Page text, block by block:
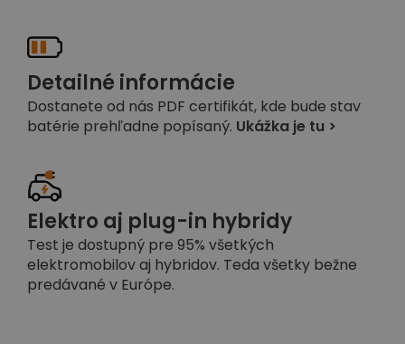
Detailné informácie
Dostanete od nás PDF certifikát, kde bude stav
batérie prehľadne popísaný. Ukážka je tu >
Elektro aj plug-in hybridy
Test je dostupný pre 95% všetkých
elektromobilov aj hybridov. Teda všetky bežne
predávané v Európe.